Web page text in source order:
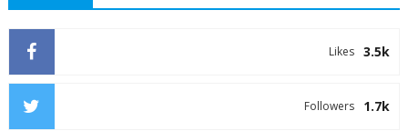
3.5k
Likes
1.7k
Followers